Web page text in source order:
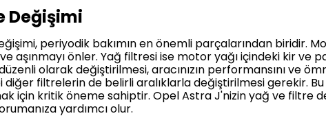
Değişimi
periyodik bakımın en önemli parçalarından biridir.
aşınmayı önler. Yağ filtresi ise motor yağı içindeki kir ve
olarak değiştirilmesi, aracınızın performansını ve
filtrelerin de belirli aralıklarla değiştirilmesi gerekir. Bu
için kritik öneme sahiptir. Opel Astra J'nizin yağ ve filtre
yardımcı olur.